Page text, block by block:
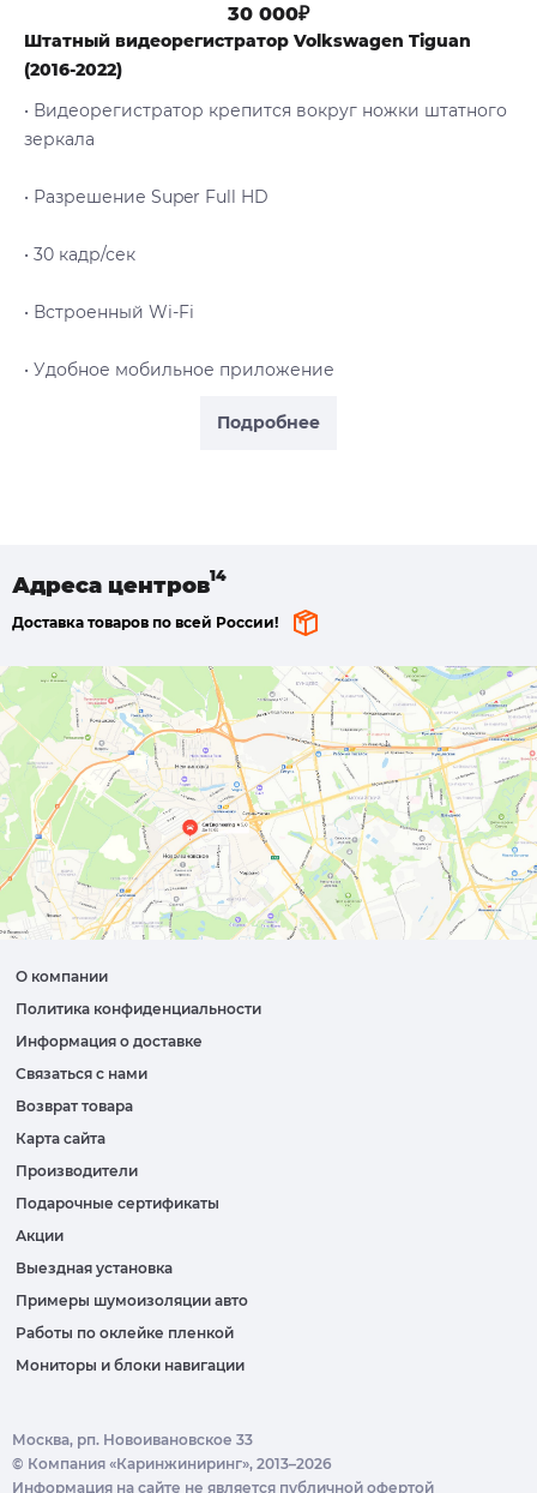
Подробнее
30 000₽
Штатный видеорегистратор Volkswagen Tiguan
(2016-2022)
• Видеорегистратор крепится вокруг ножки штатного
зеркала
• Разрешение Super Full HD
• 30 кадр/сек
• Встроенный Wi-Fi
• Удобное мобильное приложение
Адреса центров
Доставка товаров по всей России!
О компании
Политика конфиденциальности
Информация о доставке
Связаться с нами
Возврат товара
Карта сайта
Производители
Подарочные сертификаты
Акции
Выездная установка
Примеры шумоизоляции авто
Работы по оклейке пленкой
Мониторы и блоки навигации
© Компания «Каринжиниринг», 2013–2026
Москва, рп. Новоивановское 33
Информация на сайте не является публичной офертой